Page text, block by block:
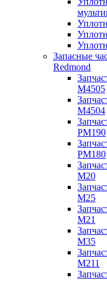
Запасные
Redmond
M4505
M4504
PM190
PM180
M20
M25
M21
M35
M211